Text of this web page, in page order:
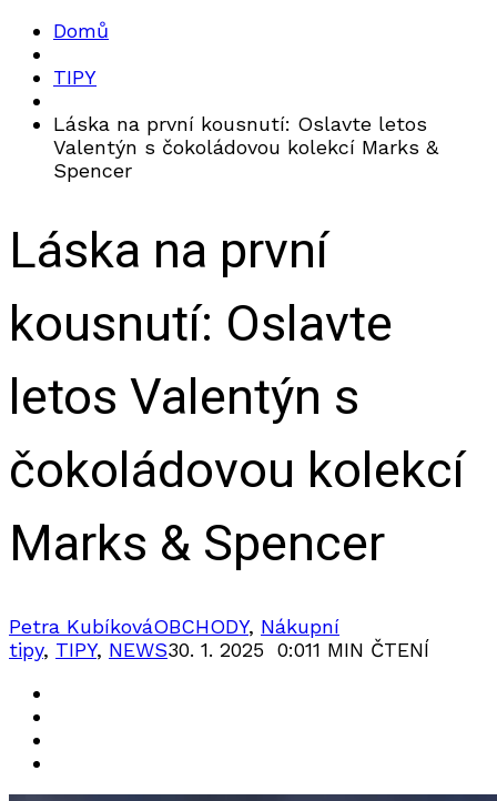
Domů
TIPY
Láska na první kousnutí: Oslavte letos
Valentýn s čokoládovou kolekcí Marks &
Spencer
Láska na první
kousnutí: Oslavte
letos Valentýn s
čokoládovou kolekcí
Marks & Spencer
Petra KubíkováOBCHODY, Nákupní
tipy, TIPY, NEWS30. 1. 2025 0:011 MIN ČTENÍ